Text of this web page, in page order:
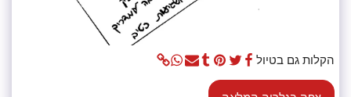
הקלות גם בטיול